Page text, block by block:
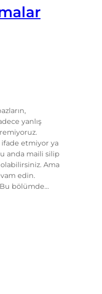
yanlış
etmiyor ya
anda maili silip
Ama
edin.
bölümde…